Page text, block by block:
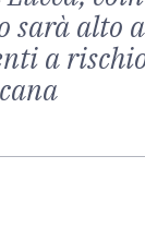
sarà alto
a